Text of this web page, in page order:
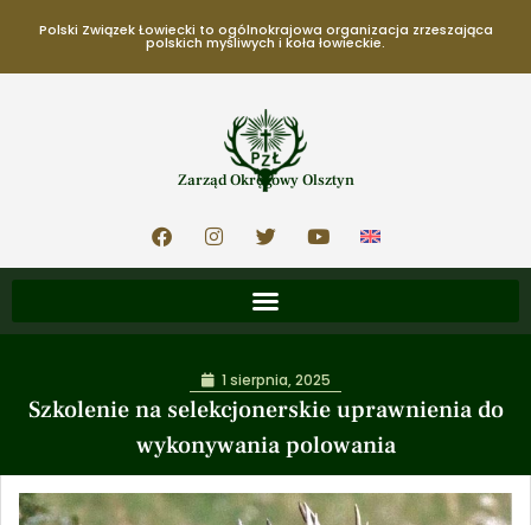
Polski Związek Łowiecki to ogólnokrajowa organizacja zrzeszająca
polskich myśliwych i koła łowieckie.
Zarząd Okręgowy Olsztyn
Szkolenie na selekcjonerskie uprawnienia do
wykonywania polowania
1 sierpnia, 2025